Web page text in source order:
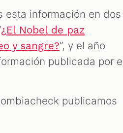
esta información en dos
¿El Nobel de paz
y sangre?”, y el año
publicada por
publicamos